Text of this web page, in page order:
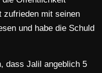
zufrieden mit seinen
und habe die Schuld
dass Jalil angeblich 5